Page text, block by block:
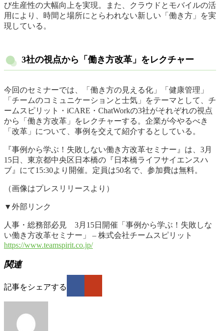
び生産性の大幅向上を実現。また、クラウドとモバイルの活
用により、時間と場所にとらわれない新しい「働き方」を実
現している。
3社の視点から「働き方改革」をレクチャー
今回のセミナーでは、「働き方の見える化」「健康管理」
「チームのコミュニケーションと士気」をテーマとして、チ
ームスピリット・iCARE・ChatWorkの3社がそれぞれの視点
から「働き方改革」をレクチャーする。企業が今やるべき
「改革」について、事例を交えて紹介するとしている。
『事例から学ぶ！失敗しない働き方改革セミナー』は、3月
15日、東京都中央区日本橋の『日本橋ライフサイエンスハ
ブ』にて15:30より開催。定員は50名で、参加費は無料。
（画像はプレスリリースより）
▼外部リンク
人事・総務部必見 3月15日開催「事例から学ぶ！失敗しな
い働き方改革セミナー」 – 株式会社チームスピリット
https://www.teamspirit.co.jp/
関連
記事をシェアする